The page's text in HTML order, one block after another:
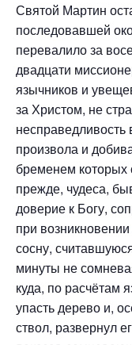
Святой Мартин
последовавшей
перевалило за
двадцати
язычников и
за Христом, не
произвола и
бременем которых
прежде, чудеса,
доверие к Богу,
при
сосну,
минуты не
куда, по расчётам
упасть дерево и,
ствол, развернул